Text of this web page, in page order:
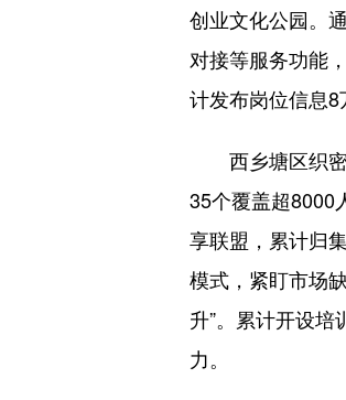
创业文化公园。
对接等服务功能
计发布岗位信息8
西乡塘区织密
35个覆盖超8000
享联盟，累计归
模式，紧盯市场
升”。累计开设
力。